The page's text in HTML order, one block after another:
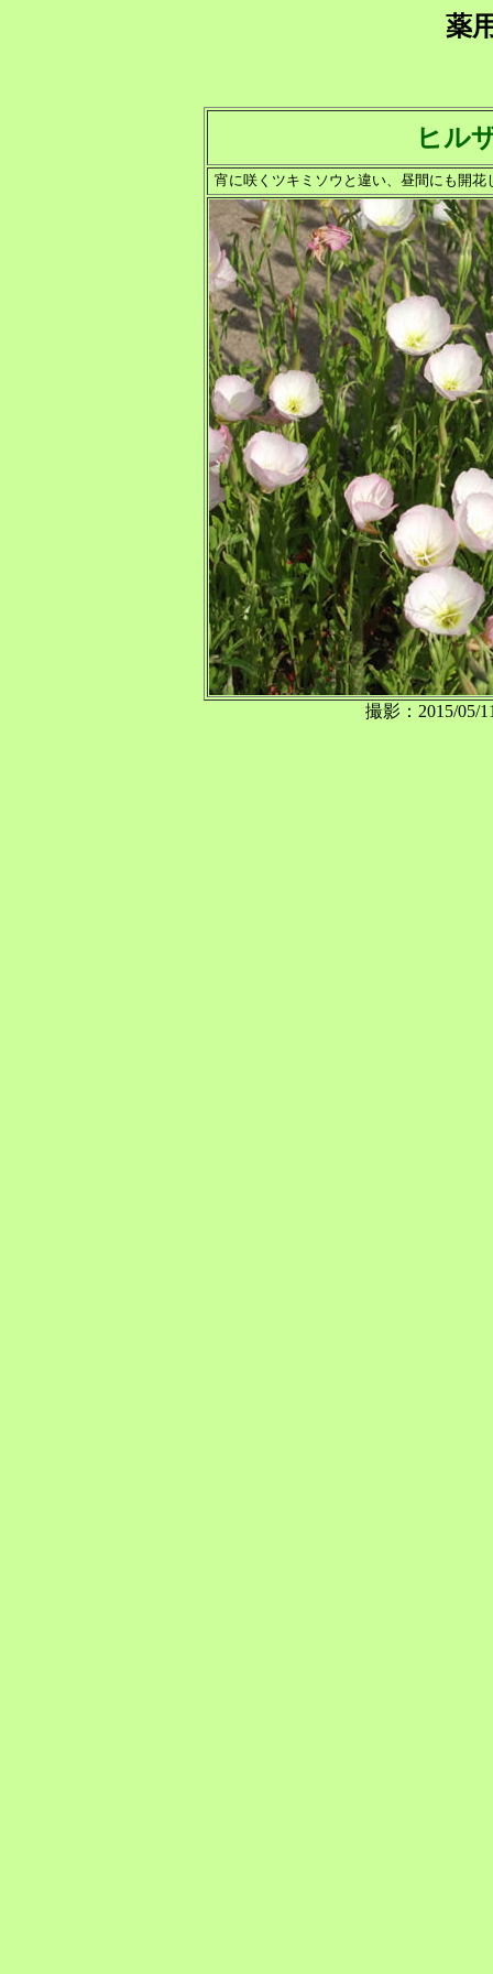
薬
ヒル
宵に咲くツキミソウと違い、昼間にも開
撮影：2015/05/